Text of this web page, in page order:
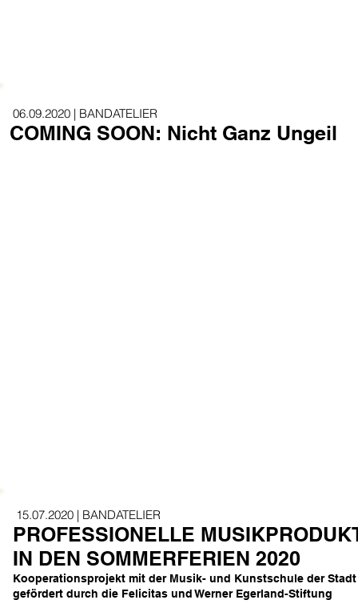
06.09.2020 | BANDATELIER
COMING SOON: Nicht Ganz Ungeil
15.07.2020 | BANDATELIER
PROFESSIONELLE
IN DEN SOMMERFERIEN 2020
Kooperationsprojekt mit der Musik- und Kunstschule der
gefördert durch die Felicitas und Werner Egerland-Stiftung